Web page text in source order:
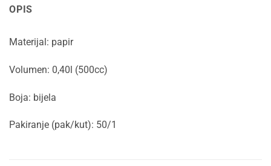
OPIS
Materijal: papir
Volumen: 0,40l (500cc)
Boja: bijela
Pakiranje (pak/kut): 50/1